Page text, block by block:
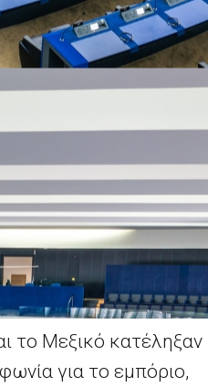
το Μεξικό κατέληξαν
για το εμπόριο,